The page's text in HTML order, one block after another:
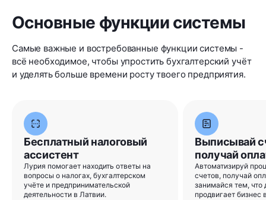
Основные функции системы
Самые важные и востребованные функции системы -
всё необходимое, чтобы упростить бухгалтерский учёт
и уделять больше времени росту твоего предприятия.
Бесплатный налоговый
ассистент
Лурия помогает находить ответы на
вопросы о налогах, бухгалтерском
учёте и предпринимательской
деятельности в Латвии.
Выписывай
получай
Автоматизируй
счетов, получай
занимайся тем, что
продвигает бизнес